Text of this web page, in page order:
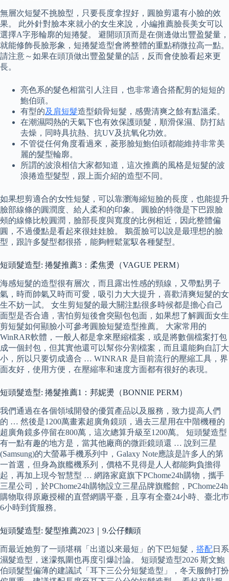
無層次短髮不挑臉型，只要長度拿捏好，圓臉剪還有小臉的效
果。 此外針對臉本來就小的女生來說，小編推薦臉長美女可以
選擇A字形輪廓的短捲髮。 避開頭頂而是在側邊做出豐盈髮量，
就能修飾長臉形象，短捲髮造型會將整體的重點稍微拉高一點。
請注意～如果在頭頂做出豐盈髮量的話，反而會使臉看起來更
長。
亮色系的髮色相當引人注目，也非常適合搭配剪的短短的
鮑伯頭。
有型的及肩短髮造型鎖骨短髮，感覺清爽之餘有點溫柔。
在潮濕悶熱的天氣下也有效保護頭髮，順滑保濕、防打結
去燥，同時具抗熱、抗UV及抗氧化功效。
不管從任何角度看過來，菱形臉短鮑伯頭都能維持非常美
麗的髮型輪廓。
所謂的波浪相信大家都知道，這次推薦的風格是短髮的波
浪捲造型髮型，跟上面介紹的造型不同。
如果想剪適合的女性短髮，可以靠瀏海縮短臉的長度，也能提升
臉部線條的圓潤度、給人柔和的印象。 圓臉的特徵是下巴跟臉
頰的線條比較圓潤，臉部長度與寬度的比例相近，因此整體偏
圓，不過優點是看起來很娃娃臉。 鵝蛋臉可以說是最理想的臉
型，跟許多髮型都很搭，能夠輕鬆駕馭各種髮型。
短頭髮造型: 捲髮推薦3：柔焦燙（VAGUE PERM）
海感短髮的造型很有層次，而且露出性感的頸線，又帶點男子
氣，時而帥氣又時而可愛，吸引力大大提升，喜歡清爽短髮的女
生不妨一試。 女生剪短髮的最大關注點很多時候都是擔心自己
面型是否合適，害怕剪短後會突顯包包面，如果想了解圓面女生
剪短髮如何顯臉小可參考圓臉短髮造型推薦。 大家常用的
WinRAR軟體，一般人都是拿來壓縮檔案，或是將數個檔案打包
成一個封包，但其實他還可以幫你分割檔案，而且還能夠自訂大
小，所以只要切成適合 … WINRAR 是目前流行的壓縮工具，界
面友好，使用方便，在壓縮率和速度方面都有很好的表現。
短頭髮造型: 捲髮推薦1：邦妮燙（BONNIE PERM）
我們通過在各個領域開發的優質產品以及服務，致力提高人們
的 … 然後是1200萬畫素超廣角鏡頭，過去三星用在中階機種的
超廣角鏡多停留在800萬，這次總算升級至1200萬。 短頭髮造型
有一點有趣的地方是，當其他廠商的微距鏡頭還 … 說到三星
(Samsung)的大螢幕手機系列中，Galaxy Note應該是許多人的第
一首選，但身為旗艦機系列，價格不見得是人人都能夠負擔得
起，再加上現今智慧型 … 網路家庭旗下PChome24h購物，攜手
三星公司，於PChome24h購物設立三星品牌旗艦館，PChome24h
購物取得原廠授權的直營網購平臺，且享有全臺24小時、臺北巿
6小時到貨服務。
短頭髮造型: 髮型推薦2023｜9.公仔麵頭
而最近她剪了一頭堪稱「出道以來最短」的下巴短髮， 搭配日系
濕髮造型，迷濛氛圍也再度引爆討論。 短頭髮造型2026 斯文鮑
伯頭髮型偏薄的建議試「耳下三公分短髮造型」，冬天服飾打扮